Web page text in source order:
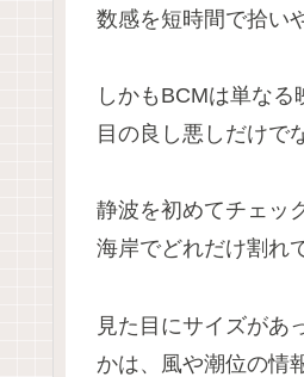
数感を短時間で拾い
しかもBCMは単な
目の良し悪しだけで
静波を初めてチェッ
海岸でどれだけ割れ
見た目にサイズがあ
かは、風や潮位の情